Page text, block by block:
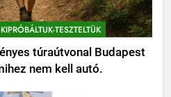
KIPRÓBÁLTUK-TESZTELTÜK
túraútvonal Budapest
nem kell autó.